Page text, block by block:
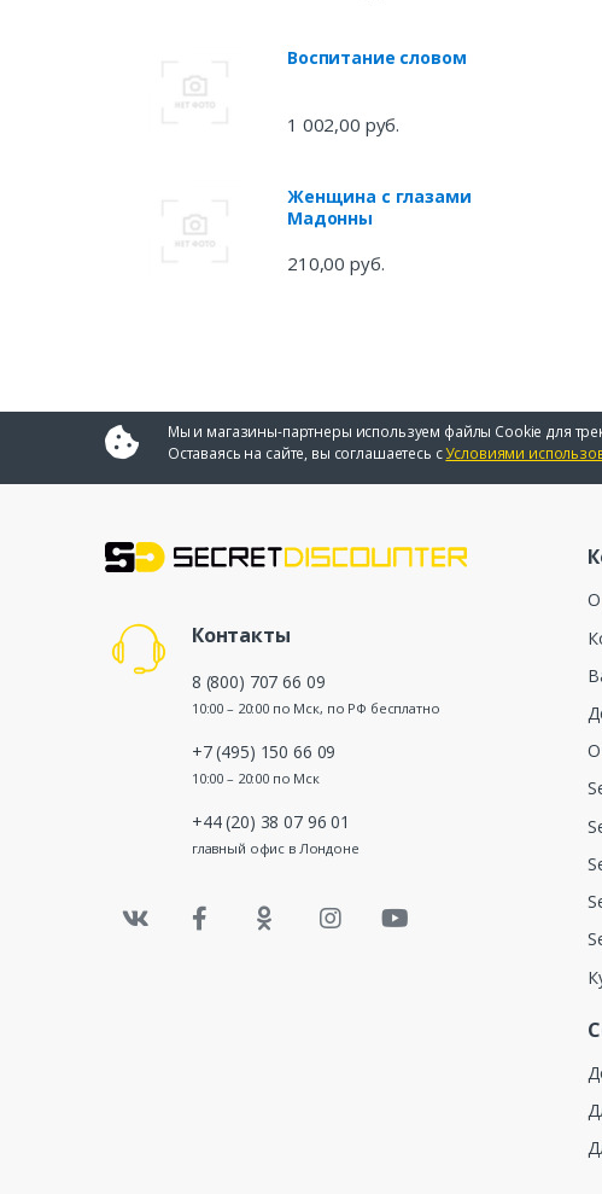
Воспитание словом
1 002,00 руб.
Женщина с глазами
Мадонны
210,00 руб.
Мы и магазины-партнеры используем файлы Cookie для
Оставаясь на сайте, вы соглашаетесь сУсловиями
Контакты
8 (800) 707 66 09
10:00 – 20:00 по Мск, по РФ бесплатно
+7 (495) 150 66 09
10:00 – 20:00 по Мск
+44 (20) 38 07 96 01
главный офис в Лондоне
О